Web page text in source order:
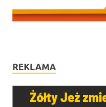
REKLAMA